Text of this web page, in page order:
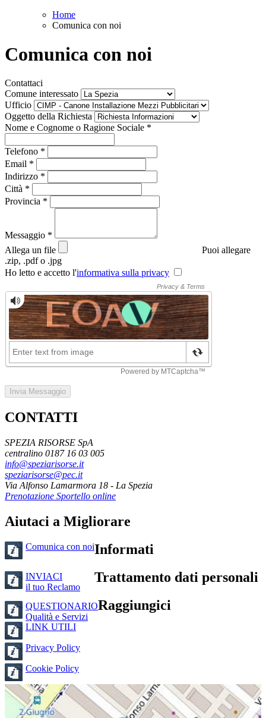
Home
Comunica con noi
Comunica con noi
Contattaci
Comune interessato
Ufficio
Oggetto della Richiesta
Nome e Cognome o Ragione Sociale *
Telefono *
Email *
Indirizzo *
Città *
Provincia *
Messaggio *
Allega un file
Puoi allegare
.zip, .pdf o .jpg
Ho letto e accetto l'informativa sulla privacy
Invia Messaggio
CONTATTI
SPEZIA RISORSE SpA
centralino 0187 16 03 005
info@speziarisorse.it
speziarisorse@pec.it
Via Alfonso Lamarmora 18 - La Spezia
Prenotazione Sportello online
Aiutaci a Migliorare
Comunica con noi
INVIACI
il tuo Reclamo
QUESTIONARIO
Qualità e Servizi
Informati
LINK UTILI
Trattamento dati personali
Privacy Policy
Cookie Policy
Raggiungici